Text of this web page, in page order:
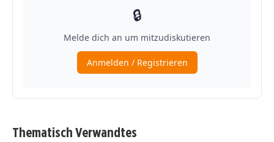
Thematisch Verwandtes